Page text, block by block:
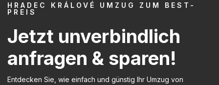
HRADEC KRÁLOVÉ UMZUG ZUM BEST-
PREIS
Jetzt unverbindlich
anfragen & sparen!
Entdecken Sie, wie einfach und günstig Ihr Umzug von